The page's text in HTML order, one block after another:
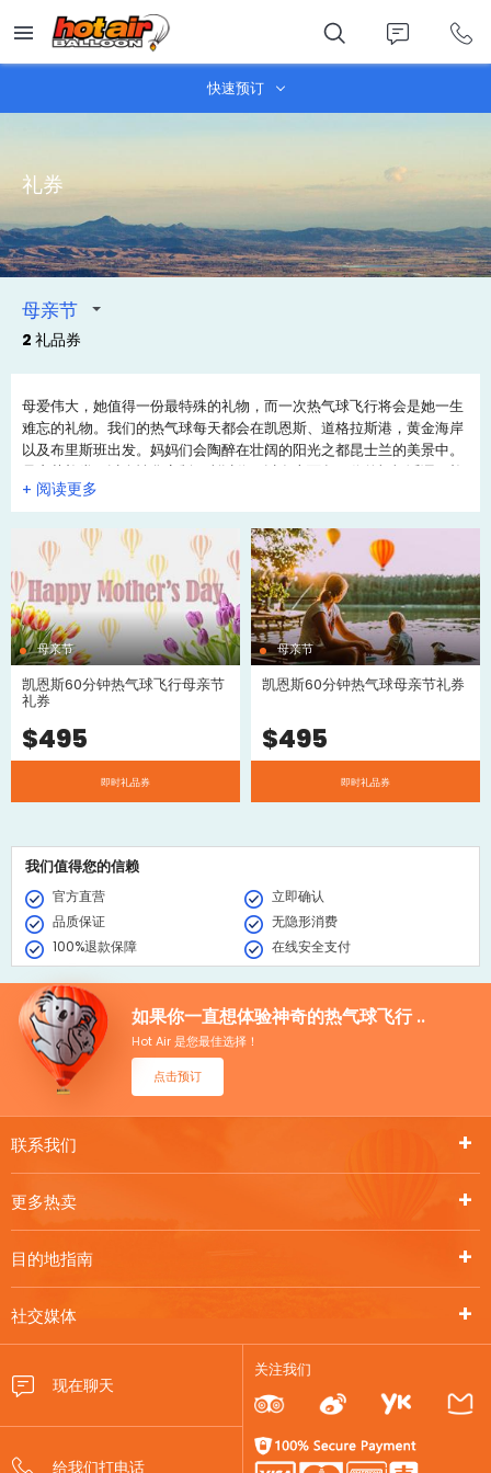
main
content
快速预订
礼券
2 礼品券
母亲节
母爱伟大，她值得一份最特殊的礼物，而一次热气球飞行将会是她一生
难忘的礼物。我们的热气球每天都会在凯恩斯、道格拉斯港，黄金海岸
以及布里斯班出发。妈妈们会陶醉在壮阔的阳光之都昆士兰的美景中。
母亲节礼券可以个性化定制，所以你可以在上面留下你的祝福话语。礼
券有效期长达36个月，所以她可以在有效期之内预订合适的一天。
母亲节礼券也是适合送给祖母、外婆、阿姨或是你生命中最特殊尊敬的
女性。
+
母亲节
凯恩斯60分钟热气球飞行母亲节
礼券
$495
即时礼品券
母亲节
凯恩斯60分钟热气球母亲节礼券
$495
即时礼品券
我们值得您的信赖
官方直营
立即确认
品质保证
无隐形消费
100%退款保障
在线安全支付
如果你一直想体验神奇的热气球飞行 ..
Hot Air 是您最佳选择！
点击预订
更多热卖
目的地指南
社交媒体
联系我们
关注我们